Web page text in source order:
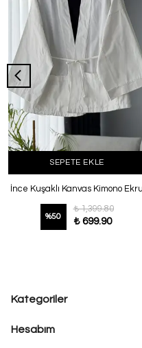
SEPETE EKLE
İnce Kuşaklı Kanvas Kimono Ekru
%50
₺ 1,399.80
₺ 699.90
Kategoriler
Hesabım